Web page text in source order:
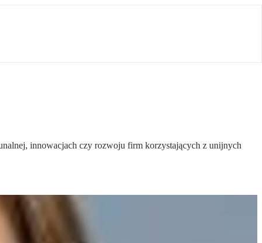
innowacjach czy rozwoju firm korzystających z unijnych